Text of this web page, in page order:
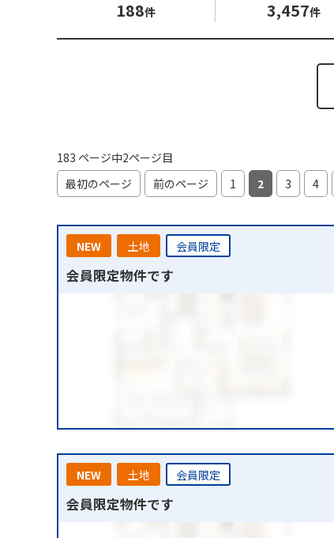
188件 3,457件
183 ページ中2ページ目
最初のページ
前のページ 1 2 3 4
NEW 土地 会員限定
会員限定物件です
NEW 土地 会員限定
会員限定物件です